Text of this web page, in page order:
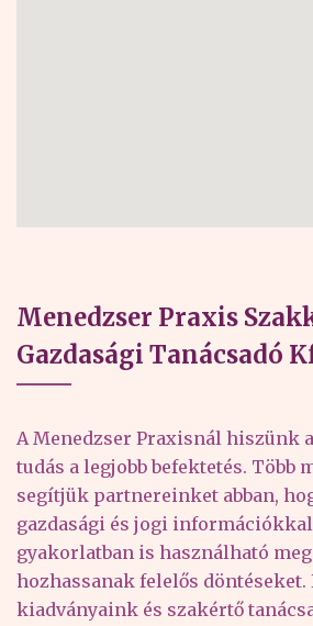
Menedzser Praxis
Gazdasági Tanácsadó
A Menedzser Praxisnál hiszünk
tudás a legjobb befektetés. Több
segítjük partnereinket abban,
gazdasági és jogi
gyakorlatban is használható
hozhassanak felelős döntéseket.
kiadványaink és szakértő